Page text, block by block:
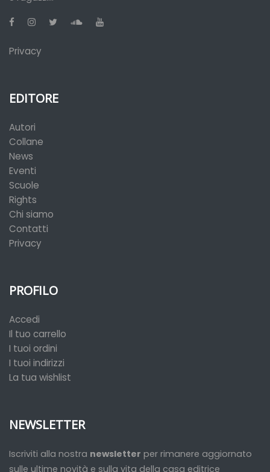
Privacy
EDITORE
Autori
Collane
News
Eventi
Scuole
Rights
Chi siamo
Contatti
Privacy
PROFILO
Accedi
Il tuo carrello
I tuoi ordini
I tuoi indirizzi
La tua wishlist
NEWSLETTER
Iscriviti alla nostra newsletter per rimanere aggiornato
sulle ultime novità e sulla vita della casa editrice